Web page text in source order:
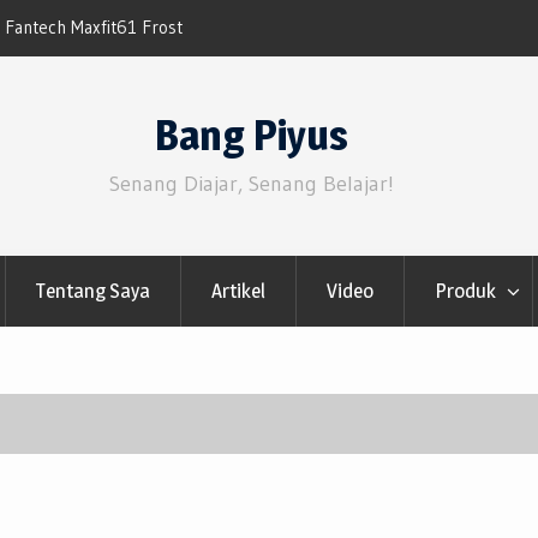
Fantech Maxfit61 Frost
Sosmed
Bang Piyus
Senang Diajar, Senang Belajar!
Tentang Saya Artikel Video Produk